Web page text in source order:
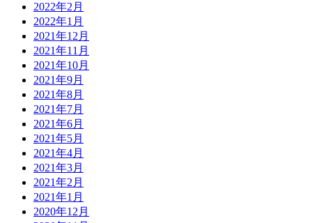
2022年2月
2022年1月
2021年12月
2021年11月
2021年10月
2021年9月
2021年8月
2021年7月
2021年6月
2021年5月
2021年4月
2021年3月
2021年2月
2021年1月
2020年12月